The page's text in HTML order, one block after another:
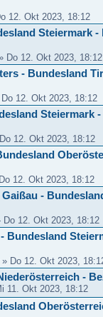
12. Okt 2023, 18:12
Steiermark -
Do 12. Okt 2023, 18:12
- Bundesland
12. Okt 2023, 18:12
Steiermark
12. Okt 2023, 18:12
12. Okt 2023, 18:12
-
12. Okt 2023, 18:12
Bundesland
Do 12. Okt 2023,
-
11. Okt 2023, 18:12